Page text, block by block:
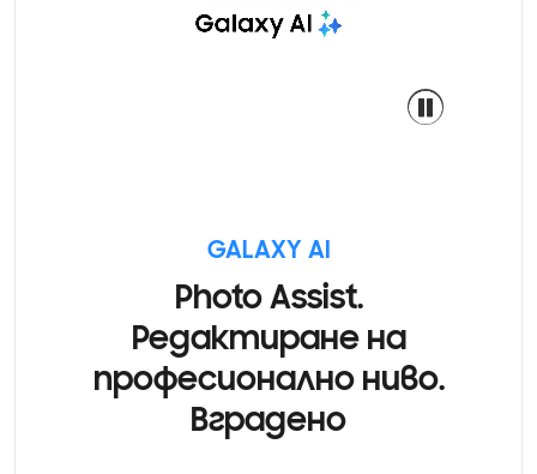
Photo Assist.
Редактиране на
професионално ниво.
Вградено
GALAXY AI